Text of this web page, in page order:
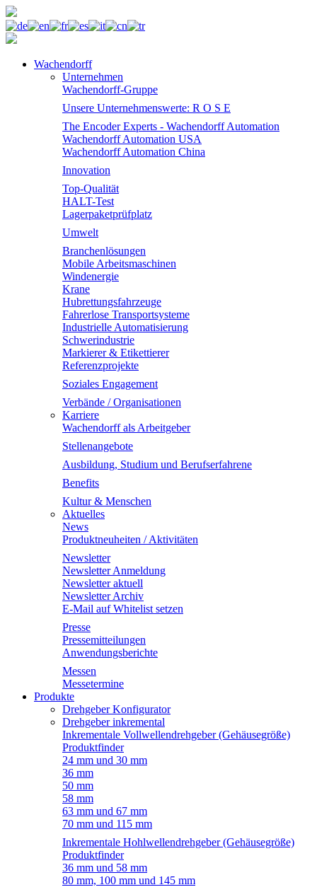
Wachendorff
Unternehmen
Wachendorff-Gruppe
Unsere Unternehmenswerte: R O S E
The Encoder Experts - Wachendorff Automation
Wachendorff Automation USA
Wachendorff Automation China
Innovation
Top-Qualität
HALT-Test
Lagerpaketprüfplatz
Umwelt
Branchenlösungen
Mobile Arbeitsmaschinen
Windenergie
Krane
Hubrettungsfahrzeuge
Fahrerlose Transportsysteme
Industrielle Automatisierung
Schwerindustrie
Markierer & Etikettierer
Referenzprojekte
Soziales Engagement
Verbände / Organisationen
Karriere
Wachendorff als Arbeitgeber
Stellenangebote
Ausbildung, Studium und Berufserfahrene
Benefits
Kultur & Menschen
Aktuelles
News
Produktneuheiten / Aktivitäten
Newsletter
Newsletter Anmeldung
Newsletter aktuell
Newsletter Archiv
E-Mail auf Whitelist setzen
Presse
Pressemitteilungen
Anwendungsberichte
Messen
Messetermine
Produkte
Drehgeber Konfigurator
Drehgeber inkremental
Inkrementale Vollwellendrehgeber (Gehäusegröße)
Produktfinder
24 mm und 30 mm
36 mm
50 mm
58 mm
63 mm und 67 mm
70 mm und 115 mm
Inkrementale Hohlwellendrehgeber (Gehäusegröße)
Produktfinder
36 mm und 58 mm
80 mm, 100 mm und 145 mm